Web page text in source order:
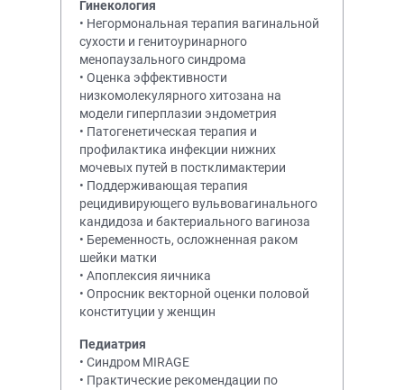
Гинекология
• Негормональная терапия вагинальной
сухости и генитоуринарного
менопаузального синдрома
• Оценка эффективности
низкомолекулярного хитозана на
модели гиперплазии эндометрия
• Патогенетическая терапия и
профилактика инфекции нижних
мочевых путей в постклимактерии
• Поддерживающая терапия
рецидивирующего вульвовагинального
кандидоза и бактериального вагиноза
• Беременность, осложненная раком
шейки матки
• Апоплексия яичника
• Опросник векторной оценки половой
конституции у женщин
Педиатрия
• Синдром MIRAGE
• Практические рекомендации по